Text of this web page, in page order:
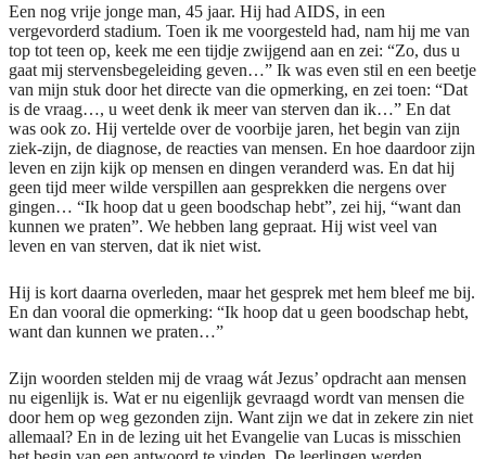
Een nog vrije jonge man, 45 jaar. Hij had AIDS, in een
vergevorderd stadium. Toen ik me voorgesteld had, nam hij me van
top tot teen op, keek me een tijdje zwijgend aan en zei: “Zo, dus u
gaat mij stervensbegeleiding geven…” Ik was even stil en een beetje
van mijn stuk door het directe van die opmerking, en zei toen: “Dat
is de vraag…, u weet denk ik meer van sterven dan ik…” En dat
was ook zo. Hij vertelde over de voorbije jaren, het begin van zijn
ziek-zijn, de diagnose, de reacties van mensen. En hoe daardoor zijn
leven en zijn kijk op mensen en dingen veranderd was. En dat hij
geen tijd meer wilde verspillen aan gesprekken die nergens over
gingen… “Ik hoop dat u geen boodschap hebt”, zei hij, “want dan
kunnen we praten”. We hebben lang gepraat. Hij wist veel van
leven en van sterven, dat ik niet wist.
Hij is kort daarna overleden, maar het gesprek met hem bleef me bij.
En dan vooral die opmerking: “Ik hoop dat u geen boodschap hebt,
want dan kunnen we praten…”
Zijn woorden stelden mij de vraag wát Jezus’ opdracht aan mensen
nu eigenlijk is. Wat er nu eigenlijk gevraagd wordt van mensen die
door hem op weg gezonden zijn. Want zijn we dat in zekere zin niet
allemaal? En in de lezing uit het Evangelie van Lucas is misschien